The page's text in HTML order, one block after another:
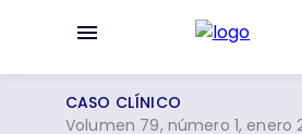
CASO CLÍNICO
Volumen 79, número 1, enero